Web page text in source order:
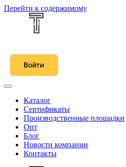
Перейти к содержимому
Каталог
Сертификаты
Производственные площадки
Опт
Блог
Новости компании
Контакты